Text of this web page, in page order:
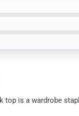
top is a wardrobe